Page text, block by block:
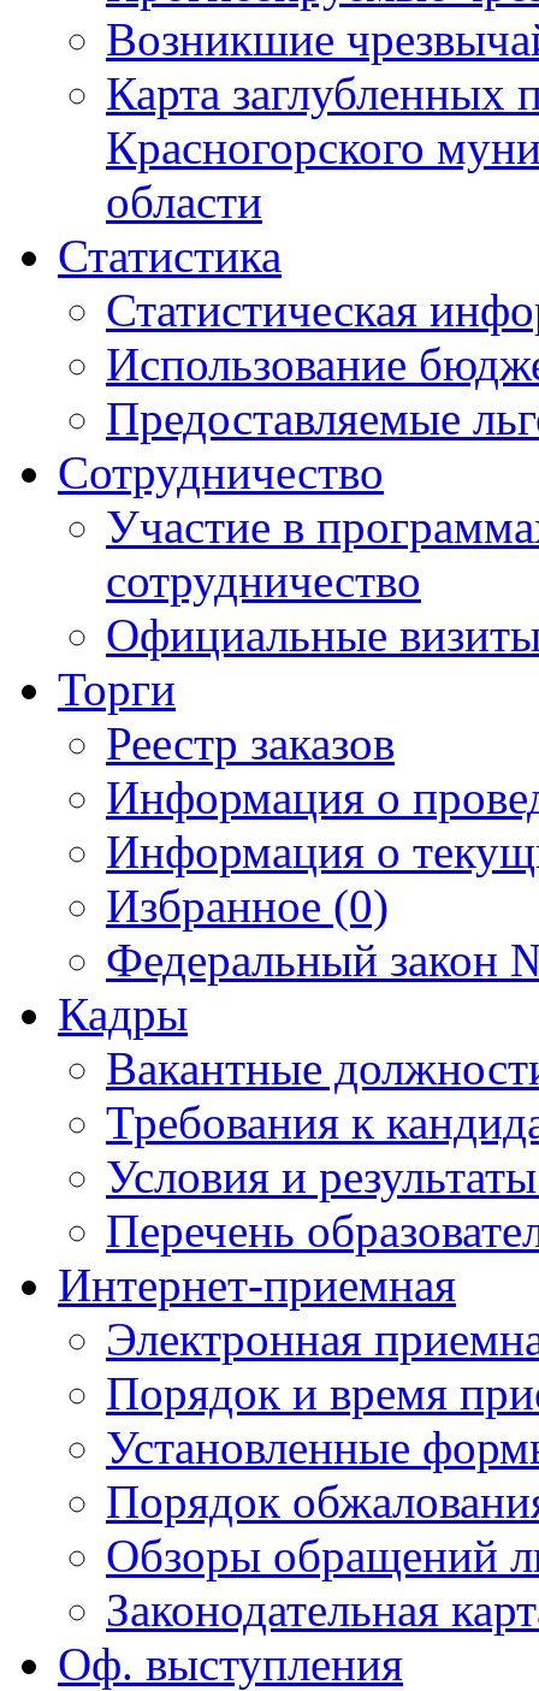
Возникшие
Карта
Красногорского
области
Статистика
Статистическая
Использование
Предоставляемые
Сотрудничество
Участие в
сотрудничество
Официальные
Торги
Реестр заказов
Информация о
Информация о
Избранное (0)
Федеральный закон
Кадры
Вакантные
Требования к
Условия и
Перечень
Интернет-приемная
Электронная
Порядок и время
Установленные
Порядок
Обзоры обращений
Законодательная
Оф. выступления